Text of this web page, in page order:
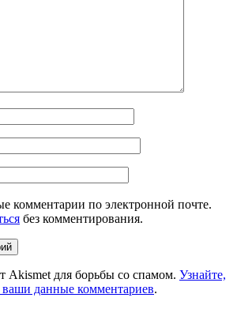
комментарии по электронной почте.
без комментирования.
Akismet для борьбы со спамом. Узнайте,
ваши данные комментариев.